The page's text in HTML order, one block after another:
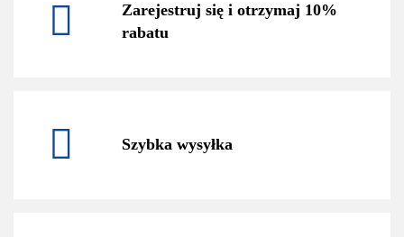
Zarejestruj się i otrzymaj 10%
rabatu
Szybka wysyłka